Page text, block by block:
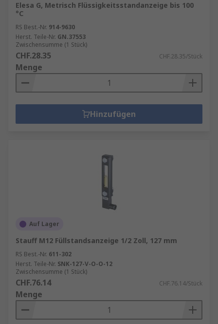
Elesa G, Metrisch Flüssigkeitsstandanzeige bis 100
°C
RS Best.-Nr. 914-9630
Herst. Teile-Nr. GN.37553
Zwischensumme (1 Stück)
CHF.28.35 CHF.28.35/Stück
Menge
Hinzufügen
Auf Lager
Stauff M12 Füllstandsanzeige 1/2 Zoll, 127 mm
RS Best.-Nr. 611-302
Herst. Teile-Nr. SNK-127-V-O-O-12
Zwischensumme (1 Stück)
CHF.76.14 CHF.76.14/Stück
Menge